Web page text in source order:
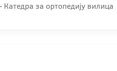
за ортопедију вилица